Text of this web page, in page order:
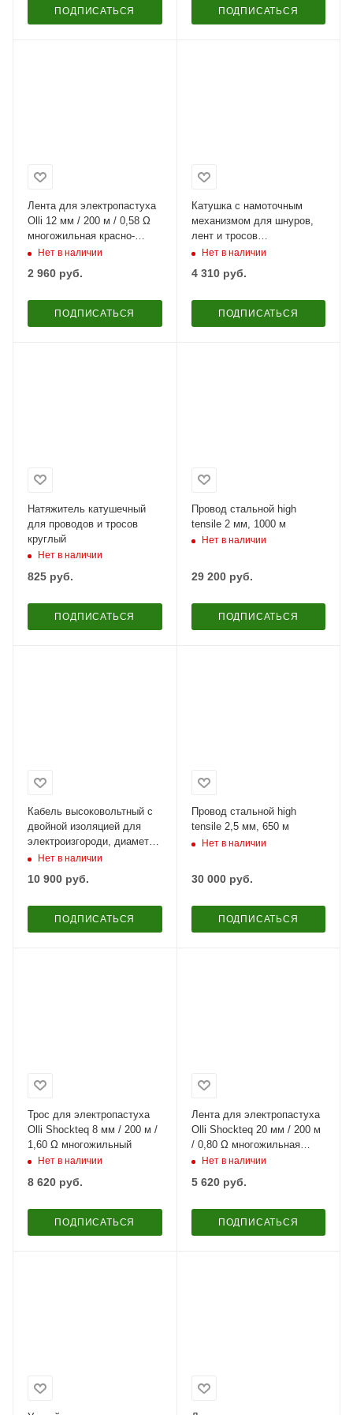
ПОДПИСАТЬСЯ ПОДПИСАТЬСЯ
Лента для электропастуха
Olli 12 мм / 200 м / 0,58 Ω
многожильная красно-
белая
Нет в наличии
2 960 руб.
ПОДПИСАТЬСЯ
Катушка с намоточным
механизмом для шнуров,
лент и тросов
электроизгороди
Нет в наличии
4 310руб.
ПОДПИСАТЬСЯ
Натяжитель катушечный
для проводов и тросов
круглый
Нет в наличии
825 руб.
ПОДПИСАТЬСЯ
Провод стальной high
tensile 2 мм, 1000 м
Нет в наличии
29 200руб.
ПОДПИСАТЬСЯ
Кабель высоковольтный с
двойной изоляцией для
электроизгороди, диаметр
9 мм, 50 м
Нет в наличии
10 900 руб.
ПОДПИСАТЬСЯ
Провод стальной high
tensile 2,5 мм, 650 м
Нет в наличии
30 000руб.
ПОДПИСАТЬСЯ
Трос для электропастуха
Olli Shockteq 8 мм / 200 м /
1,60 Ω многожильный
Нет в наличии
8 620 руб.
ПОДПИСАТЬСЯ
Лента для электропастуха
Olli Shockteq 20 мм / 200 м
/ 0,80 Ω многожильная
зеленая
Нет в наличии
5 620руб.
ПОДПИСАТЬСЯ